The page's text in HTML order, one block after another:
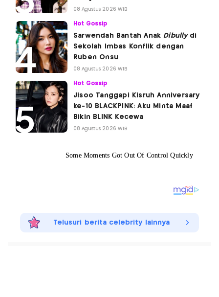
08 Agustus 2026 WIB
Hot Gossip
Sarwendah Bantah Anak Dibullydi
Sekolah Imbas Konflik dengan
Ruben Onsu
08 Agustus 2026 WIB
Hot Gossip
Jisoo Tanggapi Kisruh Anniversary
ke-10 BLACKPINK: Aku Minta Maaf
Bikin BLINK Kecewa
08 Agustus 2026 WIB
Telusuri berita celebrity lainnya